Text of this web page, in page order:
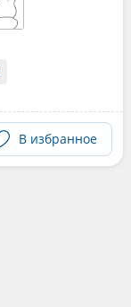
В избранное